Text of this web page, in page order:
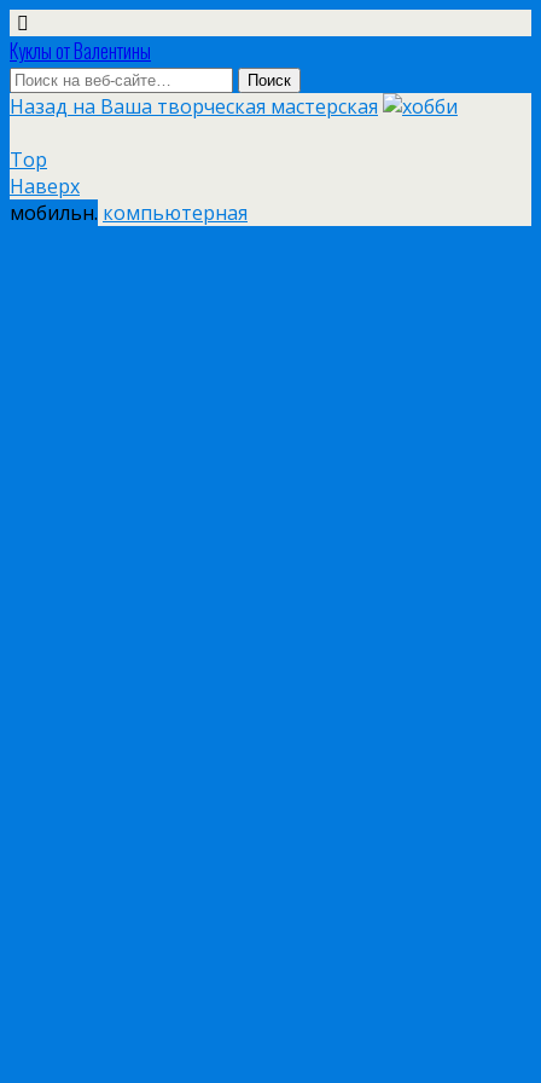
Куклы от Валентины
Назад на Ваша творческая мастерская
Top
Наверх
мобильн. компьютерная